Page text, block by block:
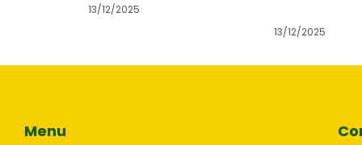
13/12/2025
13/12/2025
Menu